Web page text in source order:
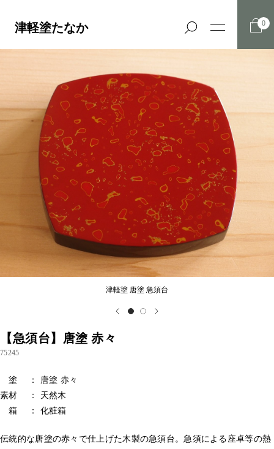
津軽塗たなか 0
津軽塗 唐塗 急須台
【急須台】唐塗 赤々
75245
塗 ： 唐塗 赤々
素材 ： 天然木
箱 ： 化粧箱
伝統的な唐塗の赤々で仕上げた木製の急須台。急須による座卓等の熱